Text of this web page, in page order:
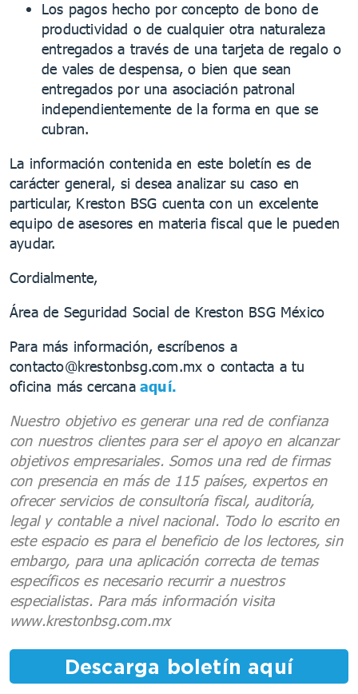
Los pagos hecho por concepto de bono de
productividad o de cualquier otra naturaleza
entregados a través de una tarjeta de regalo o
de vales de despensa, o bien que sean
entregados por una asociación patronal
independientemente de la forma en que se
cubran.
La información contenida en este boletín es de
carácter general, si desea analizar su caso en
particular, Kreston BSG cuenta con un excelente
equipo de asesores en materia fiscal que le pueden
ayudar.
Cordialmente,
Área de Seguridad Social de Kreston BSG México
Para más información, escríbenos a
contacto@krestonbsg.com.mx o contacta a tu
oficina más cercanaaquí.
Nuestro objetivo es generar una red de confianza
con nuestros clientes para ser el apoyo en alcanzar
objetivos empresariales. Somos una red de firmas
con presencia en más de 115 países, expertos en
ofrecer servicios de consultoría fiscal, auditoría,
legal y contable a nivel nacional. Todo lo escrito en
este espacio es para el beneficio de los lectores, sin
embargo, para una aplicación correcta de temas
específicos es necesario recurrir a nuestros
especialistas. Para más información visita
www.krestonbsg.com.mx
Descarga boletín aquí